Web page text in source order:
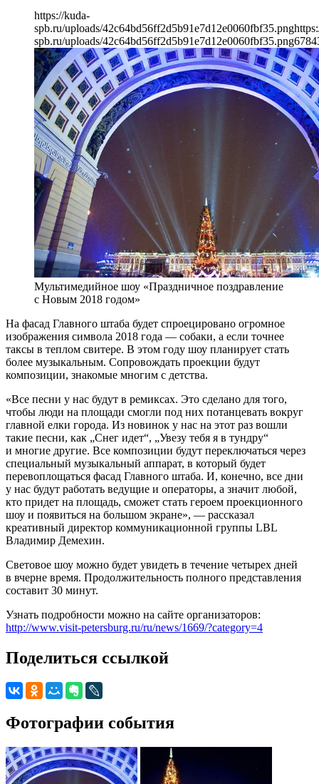
https://kuda-
spb.ru/uploads/42c64bd56ff2d5b91e7d12e0060fbf35.png
spb.ru/uploads/42c64bd56ff2d5b91e7d12e0060fbf35.png678
Мультимедийное шоу «Праздничное поздравление
с Новым 2018 годом»
На фасад Главного штаба будет спроецировано огромное
изображения символа 2018 года — собаки, а если точнее
таксы в теплом свитере. В этом году шоу планирует стать
более музыкальным. Сопровождать проекции будут
композиции, знакомые многим с детства.
«Все песни у нас будут в ремиксах. Это сделано для того,
чтобы люди на площади смогли под них потанцевать вокруг
главной елки города. Из новинок у нас на этот раз вошли
такие песни, как „Снег идет“, „Увезу тебя я в тундру“
и многие другие. Все композиции будут переключаться через
специальный музыкальный аппарат, в который будет
перевоплощаться фасад Главного штаба. И, конечно, все дни
у нас будут работать ведущие и операторы, а значит любой,
кто придет на площадь, сможет стать героем проекционного
шоу и появиться на большом экране», — рассказал
креативный директор коммуникационной группы LBL
Владимир Демехин.
Световое шоу можно будет увидеть в течение четырех дней
в вчерне время. Продолжительность полного представления
составит 30 минут.
Узнать подробности можно на сайте организаторов:
http://www.visit-petersburg.ru/ru/news/1669/?category=4
Поделиться ссылкой
Фотографии события